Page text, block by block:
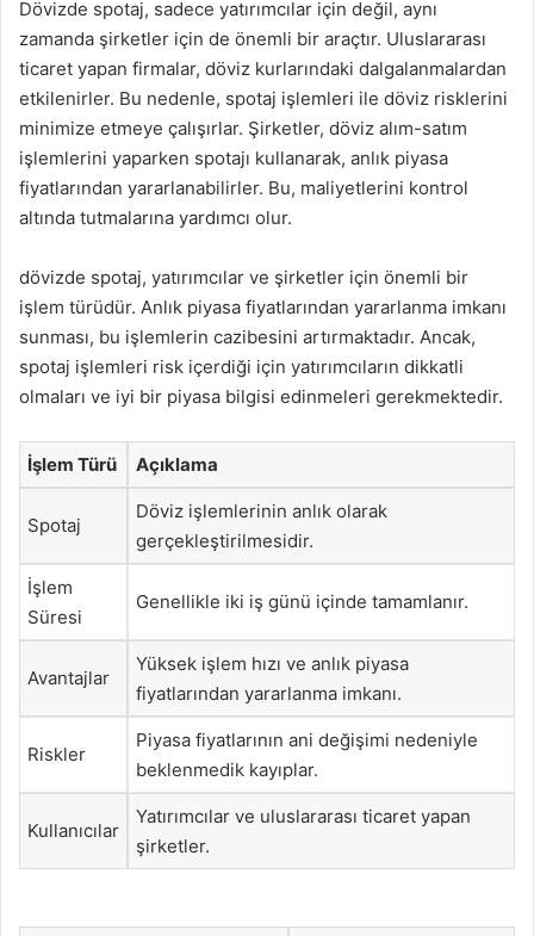
Dövizde spotaj, sadece yatırımcılar için değil, aynı
zamanda şirketler için de önemli bir araçtır. Uluslararası
ticaret yapan firmalar, döviz kurlarındaki dalgalanmalardan
etkilenirler. Bu nedenle, spotaj işlemleri ile döviz risklerini
minimize etmeye çalışırlar. Şirketler, döviz alım-satım
işlemlerini yaparken spotajı kullanarak, anlık piyasa
fiyatlarından yararlanabilirler. Bu, maliyetlerini kontrol
altında tutmalarına yardımcı olur.
dövizde spotaj, yatırımcılar ve şirketler için önemli bir
işlem türüdür. Anlık piyasa fiyatlarından yararlanma imkanı
sunması, bu işlemlerin cazibesini artırmaktadır. Ancak,
spotaj işlemleri risk içerdiği için yatırımcıların dikkatli
olmaları ve iyi bir piyasa bilgisi edinmeleri gerekmektedir.
İşlem Türü Açıklama
Spotaj
Döviz işlemlerinin anlık olarak
gerçekleştirilmesidir.
İşlem
Süresi
Genellikle iki iş günü içinde tamamlanır.
Avantajlar
Yüksek işlem hızı ve anlık piyasa
fiyatlarından yararlanma imkanı.
Riskler
Piyasa fiyatlarının ani değişimi nedeniyle
beklenmedik kayıplar.
Kullanıcılar
Yatırımcılar ve uluslararası ticaret yapan
şirketler.